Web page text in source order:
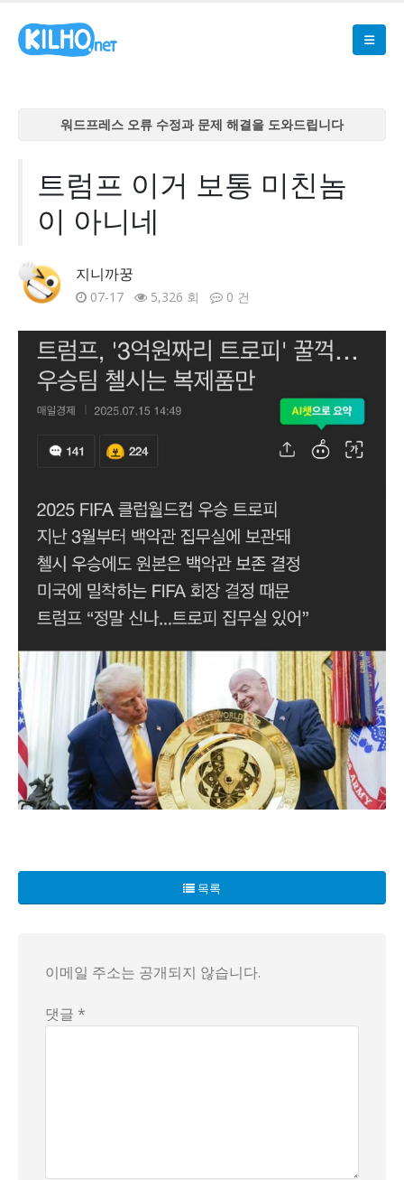
워드프레스 오류 수정과 문제 해결을 도와드립니다
워드프레스 오류 수정과 문제 해결을 도와드립니다
워드프레스 오류 수정과 문제 해결을 도와드립니다
워드프레스 오류 수정과 문제 해결을 도와드립니다
트럼프 이거 보통 미친놈
이 아니네
지니까꿍
07-17 5,326 회 0 건
목록
이메일 주소는 공개되지 않습니다.
댓글 *